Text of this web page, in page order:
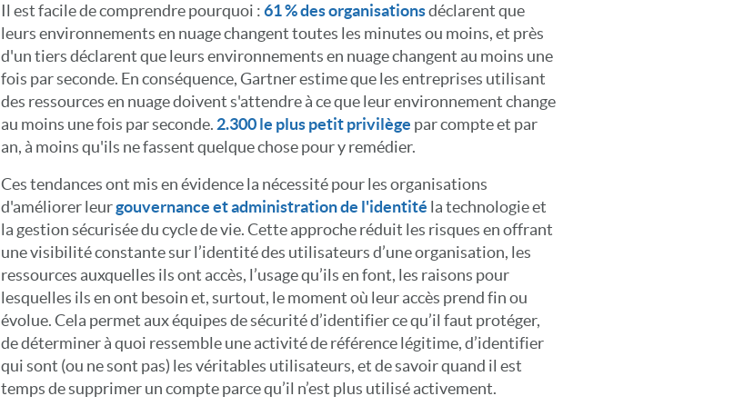
Il est facile de comprendre pourquoi :61 % des organisationsdéclarent que
leurs environnements en nuage changent toutes les minutes ou moins, et près
d'un tiers déclarent que leurs environnements en nuage changent au moins une
fois par seconde. En conséquence, Gartner estime que les entreprises utilisant
des ressources en nuage doivent s'attendre à ce que leur environnement change
au moins une fois par seconde. 2.300 le plus petit privilège par compte et par
an, à moins qu'ils ne fassent quelque chose pour y remédier.
Ces tendances ont mis en évidence la nécessité pour les organisations
d'améliorer leurgouvernance et administration de l'identité la technologie et
la gestion sécurisée du cycle de vie. Cette approche réduit les risques en offrant
une visibilité constante sur l’identité des utilisateurs d’une organisation, les
ressources auxquelles ils ont accès, l’usage qu’ils en font, les raisons pour
lesquelles ils en ont besoin et, surtout, le moment où leur accès prend fin ou
évolue. Cela permet aux équipes de sécurité d’identifier ce qu’il faut protéger,
de déterminer à quoi ressemble une activité de référence légitime, d’identifier
qui sont (ou ne sont pas) les véritables utilisateurs, et de savoir quand il est
temps de supprimer un compte parce qu’il n’est plus utilisé activement.